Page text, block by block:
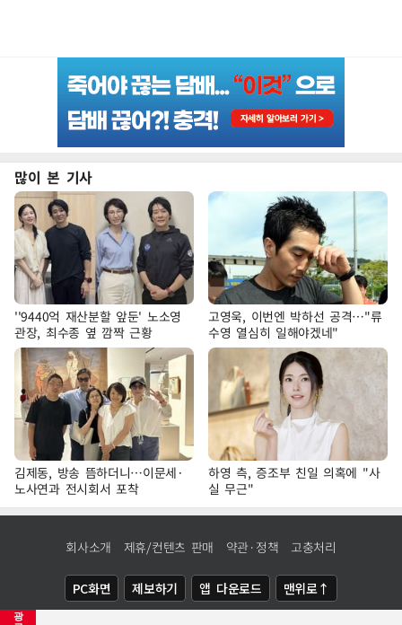
광
많이 본 기사
''9440억 재산분할 앞둔' 노소영
관장, 최수종 옆 깜짝 근황
고영욱, 이번엔 박하선 공격…"류
수영 열심히 일해야겠네"
김제동, 방송 뜸하더니…이문세·
노사연과 전시회서 포착
하영 측, 증조부 친일 의혹에 "사
실 무근"
회사소개 제휴/컨텐츠 판매 약관·정책 고충처리
PC화면 제보하기 앱 다운로드 맨위로↑